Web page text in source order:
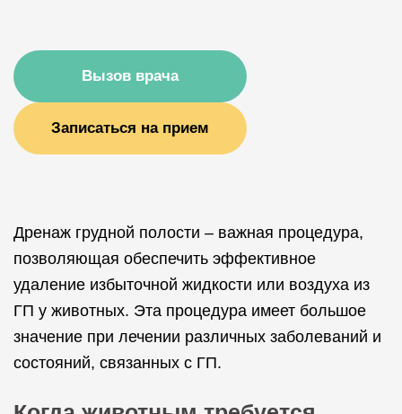
Вызов врача
Записаться на прием
Дренаж грудной полости – важная процедура,
позволяющая обеспечить эффективное
удаление избыточной жидкости или воздуха из
ГП у животных. Эта процедура имеет большое
значение при лечении различных заболеваний и
состояний, связанных с ГП.